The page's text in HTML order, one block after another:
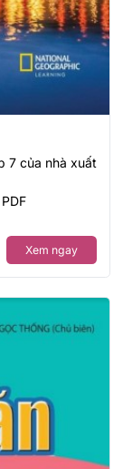
7 của nhà xuất
Xem ngay